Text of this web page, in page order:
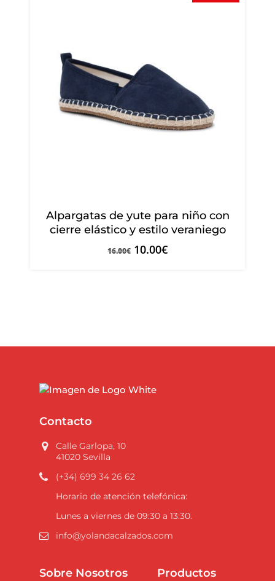
Alpargatas de yute para niño con
cierre elástico y estilo veraniego
16.00€ 10.00€
Contacto
Calle Garlopa, 10
41020 Sevilla
(+34) 699 34 26 62
Horario de atención telefónica:
Lunes a viernes de 09:30 a 13:30.
info@yolandacalzados.com
Sobre Nosotros Productos